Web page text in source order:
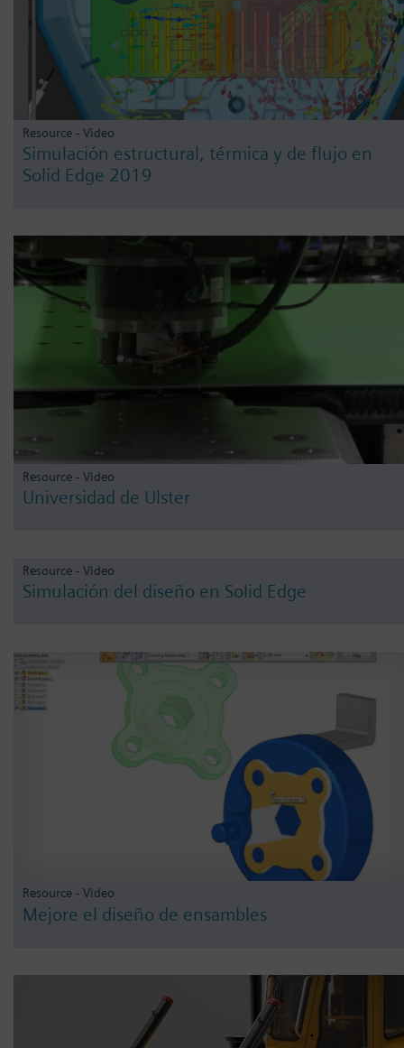
Resource - Video
Simulación estructural, térmica y de flujo en
Solid Edge 2019
Resource - Video
Universidad de Ulster
Resource - Video
Simulación del diseño en Solid Edge
Resource - Video
Mejore el diseño de ensambles